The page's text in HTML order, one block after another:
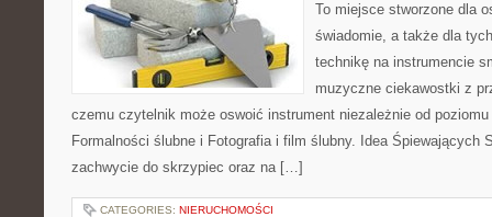
To miejsce stworzone dla
świadomie, a także dla
technikę na instrumencie
muzyczne ciekawostki z
czemu czytelnik może oswoić instrument niezależnie od
Formalności ślubne i Fotografia i film ślubny. Idea Śpiewających
zachwycie do skrzypiec oraz na […]
CATEGORIES: NIERUCHOMOŚCI